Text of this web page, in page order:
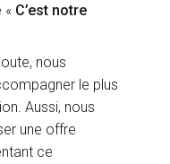
« C’est notre
nous
le plus
Aussi, nous
une offre
ce